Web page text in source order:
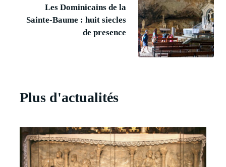
Les Dominicains de la
Sainte-Baume : huit siecles
de presence
Plus d'actualités